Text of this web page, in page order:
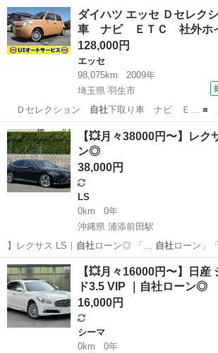
沖縄 那覇市 その他
ダイハツ エッセ Ｄセレク
車 ナビ ＥＴＣ 社外ホ
128,000円
エッセ
98,075km
2009年
埼玉県 羽生市
Ｄセレクション 自社下取り車 ナビ Ｅ… ■
下取り車 集中ドア…
埼玉 羽生市 エッセ
【💥月々38000円〜】レク
ン◎
38,000円
LS
0km
0年
沖縄県 浦添前田駅
】レクサス LS｜ 自社 ローン◎ 「… 自社ローン」
沖縄 那覇市 浦添前田駅 LS
【💥月々16000円〜】日産
ド3.5 VIP ｜自社ローン◎
16,000円
シーマ
0km
0年